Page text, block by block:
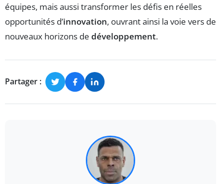
équipes, mais aussi transformer les défis en réelles
opportunités d’innovation, ouvrant ainsi la voie vers de
nouveaux horizons de développement.
Partager :